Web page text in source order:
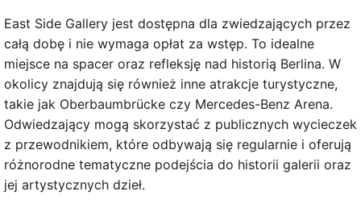
East Side Gallery jest dostępna dla zwiedzających przez
całą dobę i nie wymaga opłat za wstęp. To idealne
miejsce na spacer oraz refleksję nad historią Berlina. W
okolicy znajdują się również inne atrakcje turystyczne,
takie jak Oberbaumbrücke czy Mercedes-Benz Arena.
Odwiedzający mogą skorzystać z publicznych wycieczek
z przewodnikiem, które odbywają się regularnie i oferują
różnorodne tematyczne podejścia do historii galerii oraz
jej artystycznych dzieł.